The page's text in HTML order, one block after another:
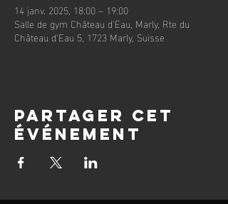
14 janv. 2025, 18:00 – 19:00
Salle de gym Château d'Eau, Marly, Rte du
Château d'Eau 5, 1723 Marly, Suisse
Partager cet
événement